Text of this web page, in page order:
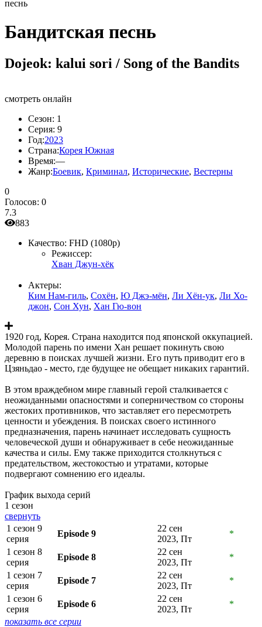
песнь
Бандитская песнь
Dojeok: kalui sori / Song of the Bandits
смотреть онлайн
Сезон: 1
Серия: 9
Год:2023
Страна:Корея Южная
Время:—
Жанр:Боевик, Криминал, Исторические, Вестерны
0
Голосов: 0
7.3
883
Качество: FHD (1080p)
Режиссер:
Хван Джун-хёк
Актеры:
Ким Нам-гиль, Сохён, Ю Джэ-мён, Ли Хён-ук, Ли Хо-
джон, Сон Хун, Хан Гю-вон
1920 год, Корея. Страна находится под японской оккупацией.
Молодой парень по имени Хан решает покинуть свою
деревню в поисках лучшей жизни. Его путь приводит его в
Цзяньдао - место, где будущее не обещает никаких гарантий.
В этом враждебном мире главный герой сталкивается с
неожиданными опасностями и соперничеством со стороны
жестоких противников, что заставляет его пересмотреть
ценности и убеждения. В поисках своего истинного
предназначения, парень начинает исследовать сущность
человеческой души и обнаруживает в себе неожиданные
качества и силы. Ему также приходится столкнуться с
предательством, жестокостью и утратами, которые
подвергают сомнению его идеалы.
График выхода серий
1 сезон
свернуть
1 сезон 9
серия
Episode 9
22 сен
2023, Пт
*
1 сезон 8
серия
Episode 8
22 сен
2023, Пт
*
1 сезон 7
серия
Episode 7
22 сен
2023, Пт
*
1 сезон 6
серия
Episode 6
22 сен
2023, Пт
*
показать все серии